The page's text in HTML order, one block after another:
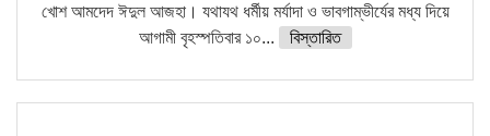
খোশ আমদেদ ঈদুল আজহা। যথাযথ ধর্মীয় মর্যাদা ও ভাবগাম্ভীর্যের মধ্য দিয়ে
আগামী বৃহস্পতিবার ১০...
বিস্তারিত